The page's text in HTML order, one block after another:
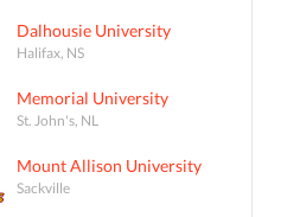
Dalhousie University
Halifax, NS
Memorial University
St. John's, NL
Mount Allison University
Sackville